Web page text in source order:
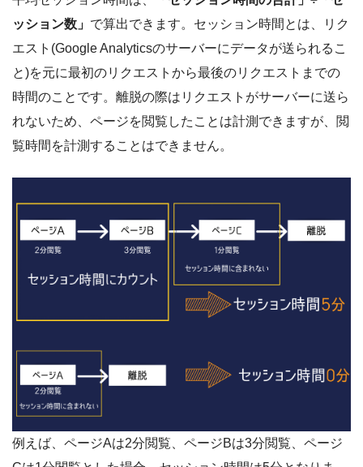
ッション数」 で算出できます。セッション時間とは、リク
エスト(Google Analyticsのサーバーにデータが送られるこ
と)を元に最初のリクエストから最後のリクエストまでの
時間のことです。離脱の際はリクエストがサーバーに送ら
れないため、ページを閲覧したことは計測できますが、閲
覧時間を計測することはできません。
例えば、ページAは2分閲覧、ページBは3分閲覧、ページ